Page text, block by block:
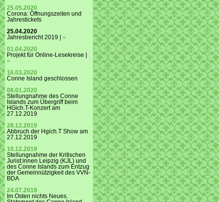
25.05.2020
Corona: Öffnungszeiten und
Jahrestickets
25.04.2020
Jahresbericht 2019 | »
01.04.2020
Projekt für Online-Lesekreise |
»
16.03.2020
Conne Island geschlossen
08.01.2020
Stellungnahme des Conne
Islands zum Übergriff beim
HGich.T-Konzert am
27.12.2019
28.12.2019
Abbruch der Hgich.T Show am
27.12.2019
10.12.2019
Stellungnahme der Kritischen
Jurist:innen Leipzig (KJL) und
des Conne Islands zum Entzug
der Gemeinnützigkeit des VVN-
BDA
24.07.2019
Im Osten nichts Neues.